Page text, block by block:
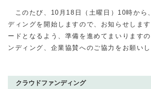
このたび、10月18日（土曜日）10時から
ディングを開始しますので、お知らせしま
ードとなるよう、準備を進めてまいります
ンディング、企業協賛へのご協力をお願いし
クラウドファンディング